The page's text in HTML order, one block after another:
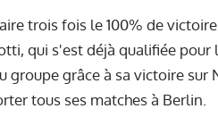
trois fois le 100% de
qui s'est déjà qualifiée pour
groupe grâce à sa victoire sur
tous ses matches à Berlin.